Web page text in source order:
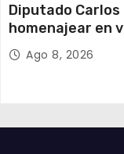
Diputado
homenajear en
Choque
Ago 8, 2026